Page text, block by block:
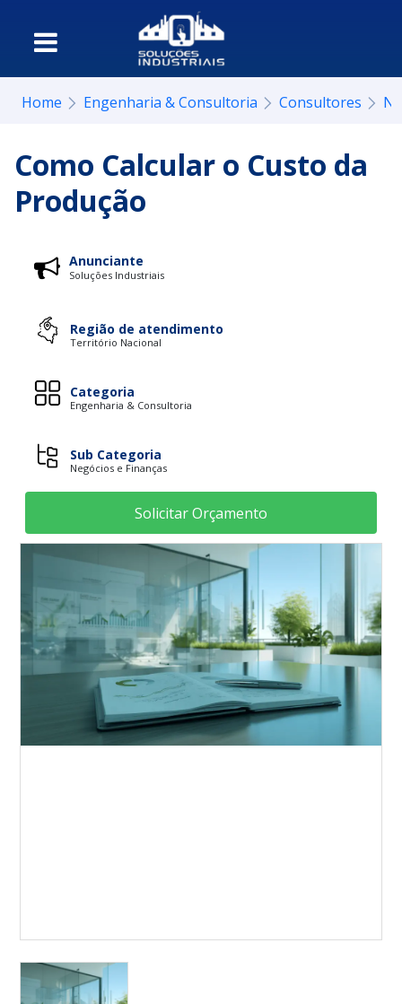
Home Engenharia & Consultoria Consultores
Como Calcular o Custo da
Produção
Anunciante
Soluções Industriais
Região de atendimento
Território Nacional
Categoria
Engenharia & Consultoria
Sub Categoria
Negócios e Finanças
Solicitar Orçamento